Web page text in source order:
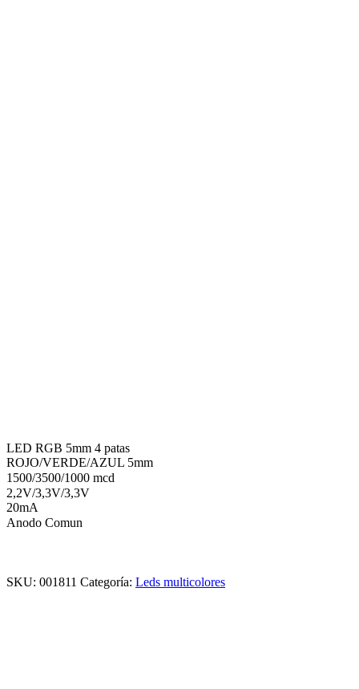
LED RGB 5mm 4 patas
ROJO/VERDE/AZUL 5mm
1500/3500/1000 mcd
2,2V/3,3V/3,3V
20mA
Anodo Comun
SKU: 001811 Categoría: Leds multicolores